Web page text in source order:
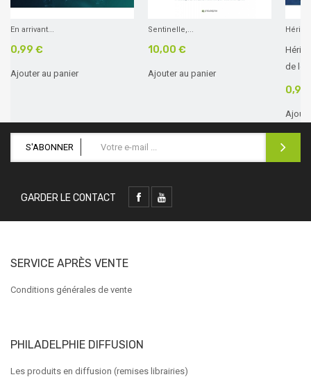
En arrivant...
0,99 €
Ajouter au panier
Sentinelle,...
10,00 €
Ajouter au panier
de loi
0,99
S'ABONNER
GARDER LE CONTACT
SERVICE APRÈS VENTE
Conditions générales de vente
PHILADELPHIE DIFFUSION
Les produits en diffusion (remises librairies)